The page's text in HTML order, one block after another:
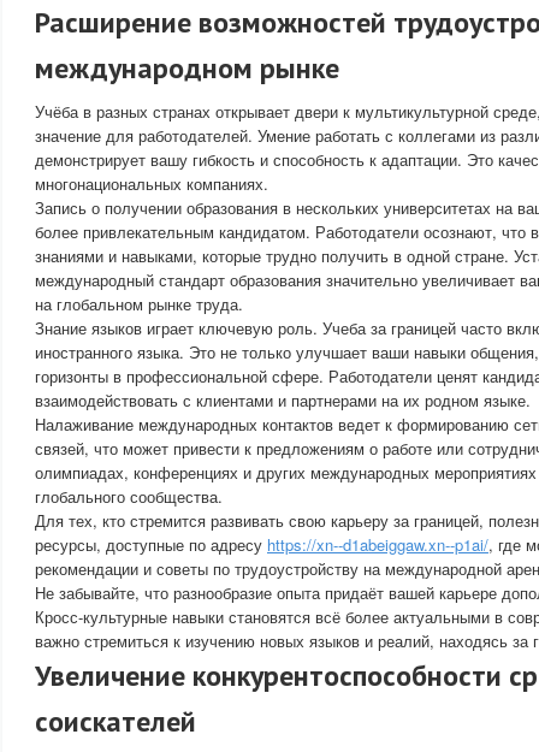
Расширение возможностей
международном рынке
Учёба в разных странах открывает двери к мультикультурной
значение для работодателей. Умение работать с коллегами из
демонстрирует вашу гибкость и способность к адаптации. Это
многонациональных компаниях.
Запись о получении образования в нескольких университетах на
более привлекательным кандидатом. Работодатели осознают, что
знаниями и навыками, которые трудно получить в одной стране.
международный стандарт образования значительно увеличивает
на глобальном рынке труда.
Знание языков играет ключевую роль. Учеба за границей часто
иностранного языка. Это не только улучшает ваши навыки
горизонты в профессиональной сфере. Работодатели ценят
взаимодействовать с клиентами и партнерами на их родном языке.
Налаживание международных контактов ведет к формированию
связей, что может привести к предложениям о работе или
олимпиадах, конференциях и других международных
глобального сообщества.
Для тех, кто стремится развивать свою карьеру за границей,
ресурсы, доступные по адресу https://xn--d1abeiggaw.xn--p1ai/, где
рекомендации и советы по трудоустройству на международной
Не забывайте, что разнообразие опыта придаёт вашей карьере
Кросс-культурные навыки становятся всё более актуальными в
важно стремиться к изучению новых языков и реалий, находясь за
Увеличение конкурентоспособности
соискателей